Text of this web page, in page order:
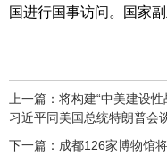
国进行国事访问。国家
上一篇： 将构建“中美建设
习近平同美国总统特朗普会
下一篇： 成都126家博物馆